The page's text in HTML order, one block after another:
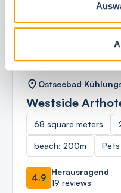
Ostseebad
Westside
68 square meters
beach: 200m
4.9
Herausragend
19 reviews